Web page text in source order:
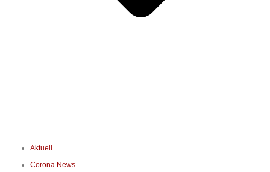
Aktuell
Corona News